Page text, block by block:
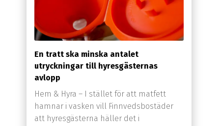
En tratt ska minska antalet
utryckningar till hyresgästernas
avlopp
Hem & Hyra – I stället för att matfett
hamnar i vasken vill Finnvedsbostäder
att hyresgästerna häller det i